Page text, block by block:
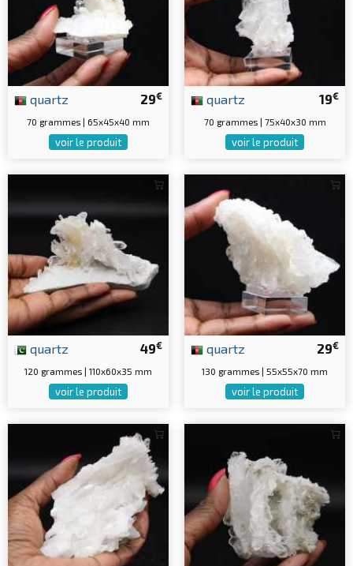
29€
quartz
70 grammes | 65x45x40 mm
voir le produit
19€
quartz
70 grammes | 75x40x30 mm
voir le produit
49€
quartz
120 grammes | 110x60x35 mm
voir le produit
29€
quartz
130 grammes | 55x55x70 mm
voir le produit